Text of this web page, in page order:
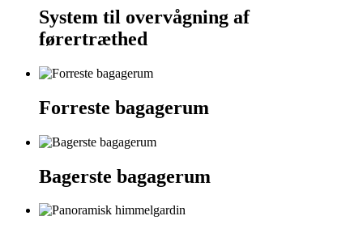
System til overvågning af
førertræthed
Forreste bagagerum
Bagerste bagagerum